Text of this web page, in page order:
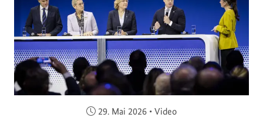
Veröffentlicht am:
29. Mai 2026 • Video